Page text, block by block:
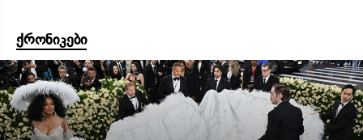
ქრონიკები